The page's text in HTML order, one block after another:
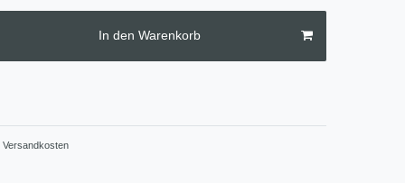
In den Warenkorb
Versandkosten